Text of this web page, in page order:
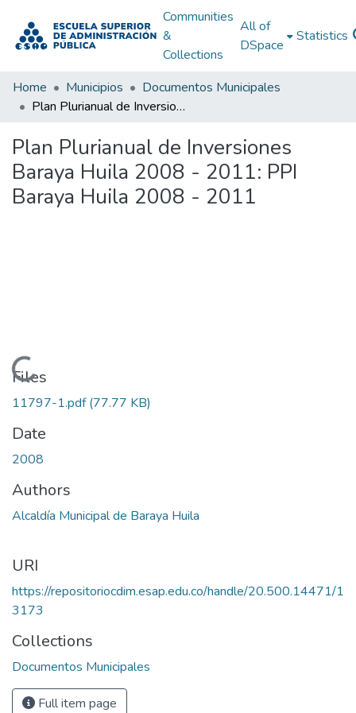
Communities
&
Collections
All of
DSpace
Statistics
Home Municipios
Documentos Municipales
Plan Plurianual de Inversiones Baraya Huila 2008 - 2011: PPI Baraya Huila 2008 - 2011
Plan Plurianual de Inversiones
Baraya Huila 2008 - 2011: PPI
Baraya Huila 2008 - 2011
Loading...
Files
11797-1.pdf(77.77 KB)
Date
2008
Authors
Alcaldía Municipal de Baraya Huila
URI
https://repositoriocdim.esap.edu.co/handle/20.500.14471/1
3173
Collections
Documentos Municipales
Full item page